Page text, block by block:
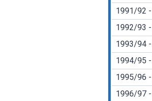
1991/92 -
1992/93 -
1993/94 -
1994/95 -
1995/96 -
1996/97 -